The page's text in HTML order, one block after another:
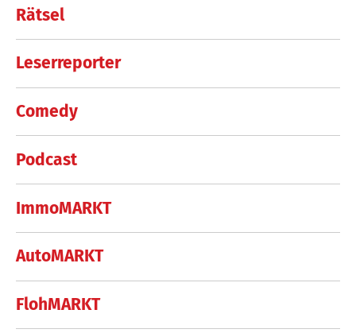
Rätsel
Leserreporter
Comedy
Podcast
ImmoMARKT
AutoMARKT
FlohMARKT